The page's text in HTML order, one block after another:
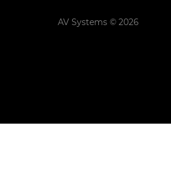
AV Systems © 2026